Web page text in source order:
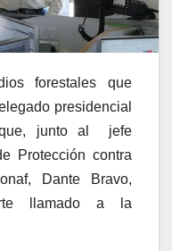
forestales que
presidencial
junto al jefe
Protección contra
Dante Bravo,
llamado a la